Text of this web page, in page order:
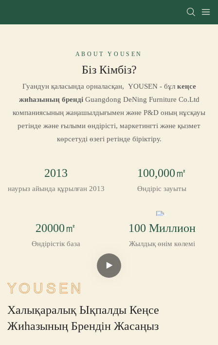
ABOUT YOUSEN
Біз Кімбіз?
Гуандун қаласында орналасқан, YOUSEN - бұл кеңсе
жиһазының бренді Guangdong DeNing Furniture Co.Ltd
компаниясының жаңашылдығымен және Р&D оның нұсқауы
ретінде және ғылыми өндірісті, маркетингті және қызмет
көрсетуді өзегі ретінде біріктіру.
2013
наурыз айында құрылған 2013
100,000㎡
Өндіріс зауыты
20000㎡
Өндірістік база
100 Миллион
Жылдық өнім көлемі
YOUSEN
Халықаралық Ықпалды Кеңсе
Жиһазының Брендін Жасаңыз